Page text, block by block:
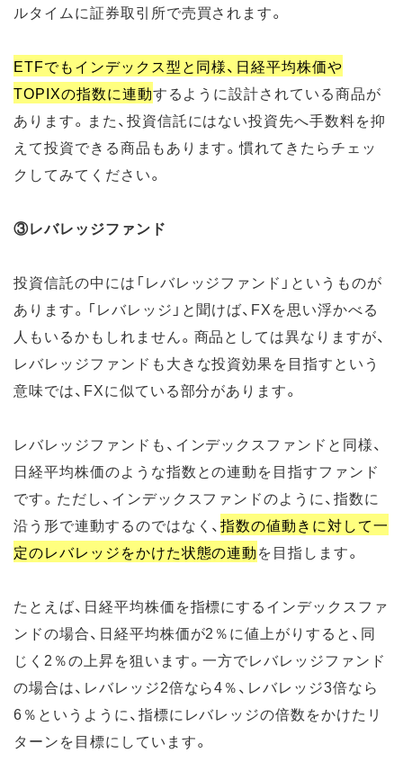
ルタイムに証券取引所で売買されます。
ETFでもインデックス型と同様、日経平均株価や
TOPIXの指数に連動するように設計されている商品が
あります。また、投資信託にはない投資先へ手数料を抑
えて投資できる商品もあります。慣れてきたらチェッ
クしてみてください。
③レバレッジファンド
投資信託の中には「レバレッジファンド」というものが
あります。「レバレッジ」と聞けば、FXを思い浮かべる
人もいるかもしれません。商品としては異なりますが、
レバレッジファンドも大きな投資効果を目指すという
意味では、FXに似ている部分があります。
レバレッジファンドも、インデックスファンドと同様、
日経平均株価のような指数との連動を目指すファンド
です。ただし、インデックスファンドのように、指数に
沿う形で連動するのではなく、指数の値動きに対して一
定のレバレッジをかけた状態の連動を目指します。
たとえば、日経平均株価を指標にするインデックスファ
ンドの場合、日経平均株価が2％に値上がりすると、同
じく2％の上昇を狙います。一方でレバレッジファンド
の場合は、レバレッジ2倍なら4％、レバレッジ3倍なら
6％というように、指標にレバレッジの倍数をかけたリ
ターンを目標にしています。